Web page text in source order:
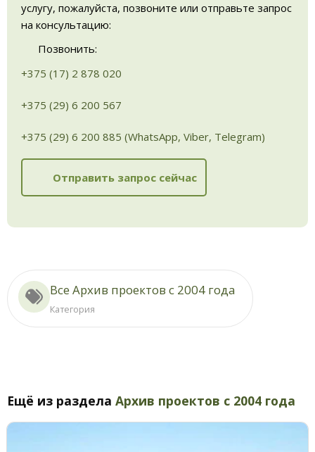
услугу, пожалуйста, позвоните или отправьте запрос
на консультацию:
Позвонить:
+375 (17) 2 878 020
+375 (29) 6 200 567
+375 (29) 6 200 885 (WhatsApp, Viber, Telegram)
Отправить запрос сейчас
Все Архив проектов с 2004 года
Категория
Ещё из раздела Архив проектов с 2004 года